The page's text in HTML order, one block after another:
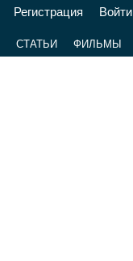
Регистрация Войти
СТАТЬИ ФИЛЬМЫ